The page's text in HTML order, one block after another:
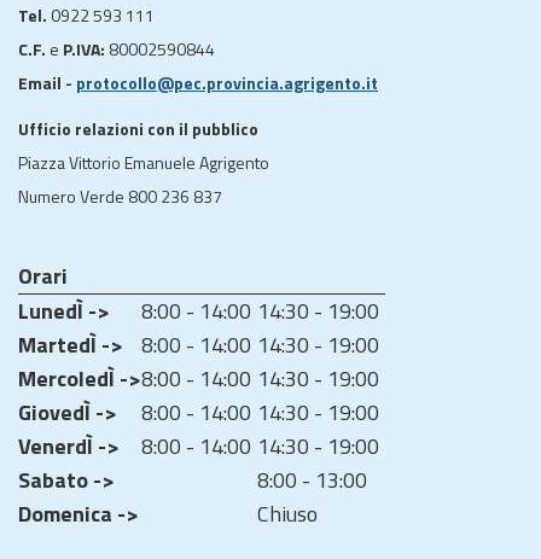
Tel. 0922 593 111
C.F. e P.IVA: 80002590844
Email - protocollo@pec.provincia.agrigento.it
Ufficio relazioni con il pubblico
Piazza Vittorio Emanuele Agrigento
Numero Verde 800 236 837
Orari
LunedÌ ->
8:00 - 14:00 14:30 - 19:00
MartedÌ -> 8:00 - 14:00 14:30 - 19:00
MercoledÌ ->8:00 - 14:00 14:30 - 19:00
GiovedÌ ->
8:00 - 14:00 14:30 - 19:00
VenerdÌ ->
8:00 - 14:00 14:30 - 19:00
Sabato ->
8:00 - 13:00
Domenica ->
Chiuso